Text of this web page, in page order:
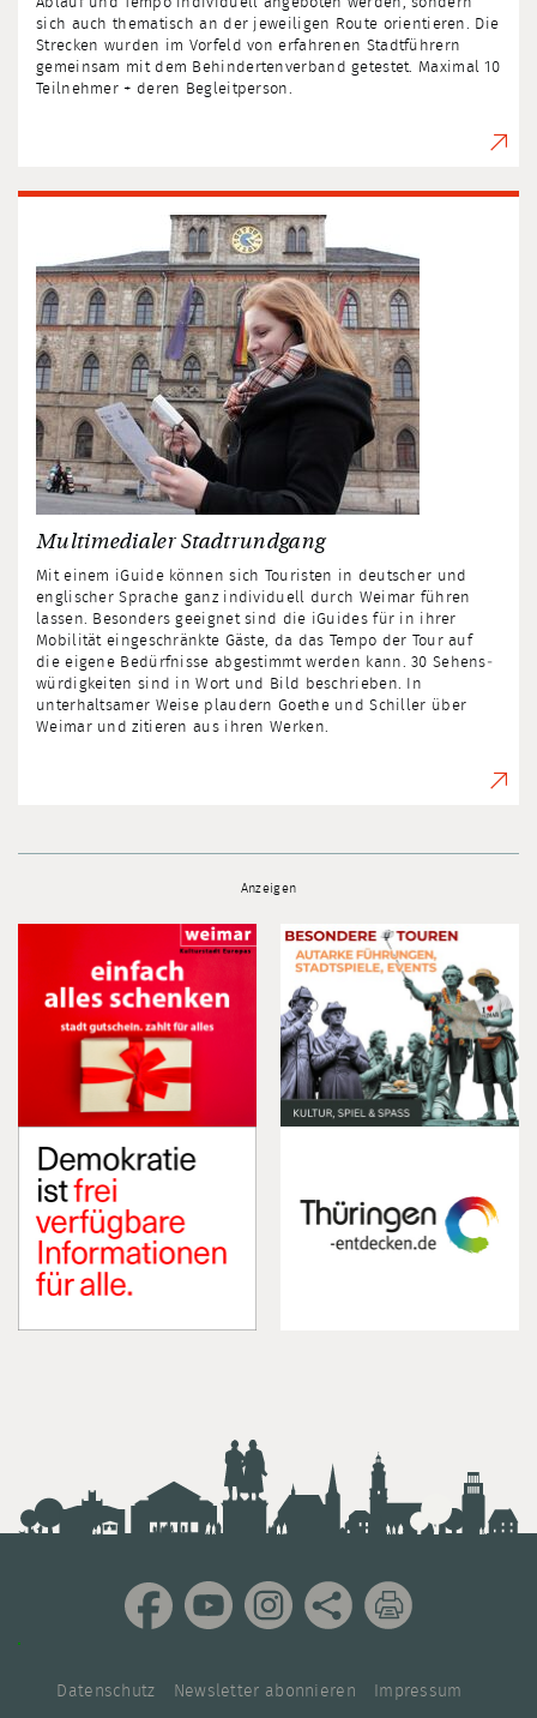
Ablauf und Tempo individuell angeboten werden, sondern
sich auch thematisch an der jeweiligen Route orientieren. Die
Strecken wurden im Vorfeld von erfahrenen Stadtführern
gemeinsam mit dem Behindertenverband getestet. Maximal 10
Teilnehmer + deren Begleitperson.
Multimedialer Stadtrundgang
Mit einem iGuide können sich Touristen in deutscher und
englischer Sprache ganz individuell durch Weimar führen
lassen. Besonders geeignet sind die iGuides für in ihrer
Mobilität eingeschränkte Gäste, da das Tempo der Tour auf
die eigene Bedürfnisse abgestimmt werden kann. 30 Sehens­
würdig­keiten sind in Wort und Bild beschrieben. In
unterhaltsamer Weise plaudern Goethe und Schiller über
Weimar und zitieren aus ihren Werken.
Anzeigen
Datenschutz Newsletter abonnieren Impressum